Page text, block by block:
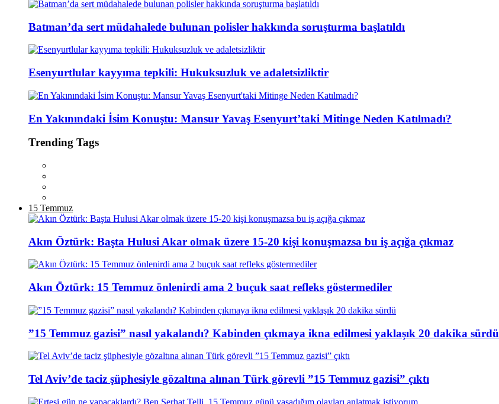
Batman’da sert müdahalede bulunan polisler hakkında soruşturma başlatıldı
Esenyurtlular kayyıma tepkili: Hukuksuzluk ve adaletsizliktir
En Yakınındaki İsim Konuştu: Mansur Yavaş Esenyurt’taki Mitinge Neden Katılmadı?
Trending Tags
15 Temmuz
Akın Öztürk: Başta Hulusi Akar olmak üzere 15-20 kişi konuşmazsa bu iş açığa çıkmaz
Akın Öztürk: 15 Temmuz önlenirdi ama 2 buçuk saat refleks göstermediler
”15 Temmuz gazisi” nasıl yakalandı? Kabinden çıkmaya ikna edilmesi yaklaşık 20 dakika sürdü
Tel Aviv’de taciz şüphesiyle gözaltına alınan Türk görevli ”15 Temmuz gazisi” çıktı